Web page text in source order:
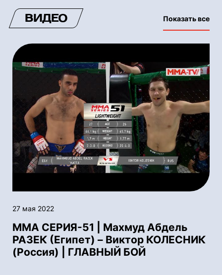
ВИДЕО Показать все
27 мая 2022
ММА СЕРИЯ-51 | Махмуд Абдель
РАЗЕК (Египет) – Виктор КОЛЕСНИК
(Россия) | ГЛАВНЫЙ БОЙ